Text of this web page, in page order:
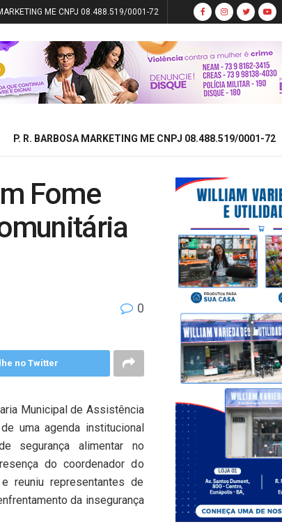
ME CNPJ 08.488.519/0001-72
P. R. BARBOSA MARKETING ME CNPJ 08.488.519/0001-72
Fome
0
no Twitter
Municipal de Assistência
uma agenda institucional
segurança alimentar no
do coordenador do
reuniu representantes de
da insegurança